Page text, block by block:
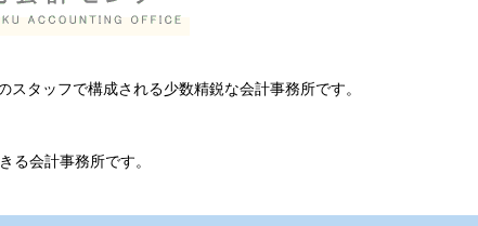
スタッフで構成される少数精鋭な会計事務所です。
る会計事務所です。